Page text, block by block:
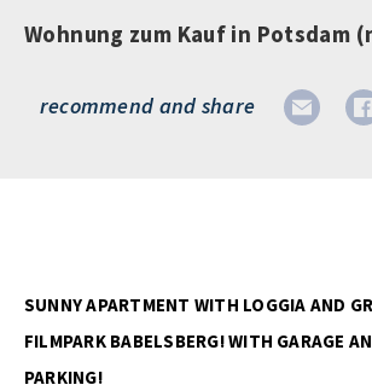
recommend and share
SUNNY APARTMENT WITH LOGGIA AND
FILMPARK BABELSBERG! WITH GARAGE
PARKING!